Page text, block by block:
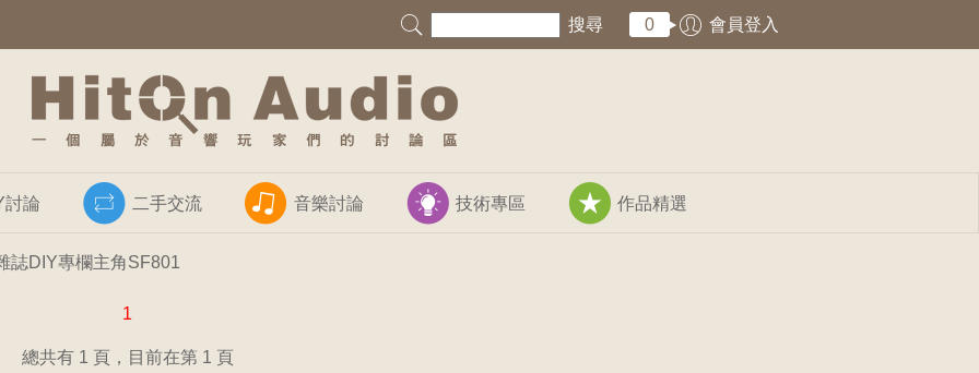
搜尋 0 會員登入
討論 二手交流 音樂討論 技術專區 作品精選
誌DIY專欄主角SF801
1
總共有 1 頁，目前在第 1 頁